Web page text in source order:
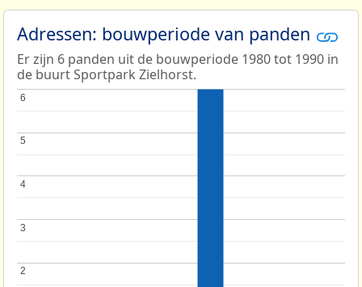
Adressen: bouwperiode van panden
Er zijn 6 panden uit de bouwperiode 1980 tot 1990 in
de buurt Sportpark Zielhorst.
2
2
3
3
4
4
5
5
6
6